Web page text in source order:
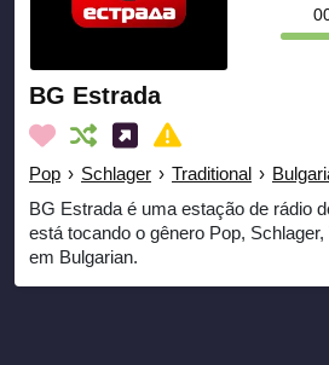
BG Estrada
Pop › Schlager › Traditional ›
BG Estrada é uma estação de rádio
está tocando o gênero Pop,
em Bulgarian.